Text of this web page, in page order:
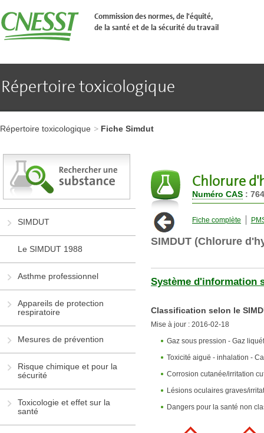
�
l'en-
t�te
de
au
principal
Aller
page
Commission des normes, de l'équité,
de la santé et de la sécurité du travail
Répertoire toxicologique
à
l'en-
de
page
Aller
au
Aller
au
pied
Répertoire toxicologique Fiche Simdut
SIMDUT
Le SIMDUT 1988
Asthme professionnel
Appareils de protection
respiratoire
Mesures de prévention
Risque chimique et pour la
sécurité
Toxicologie et effet sur la
santé
Chlorure
Numéro CAS :
Fiche complète
SIMDUT (Chlorure
Système d'information
Classification selon le
Mise à jour : 2016-02-18
Gaz sous pression - Gaz
Toxicité aiguë - inhalation -
Corrosion cutanée/irritation
Lésions oculaires graves/
Dangers pour la santé non